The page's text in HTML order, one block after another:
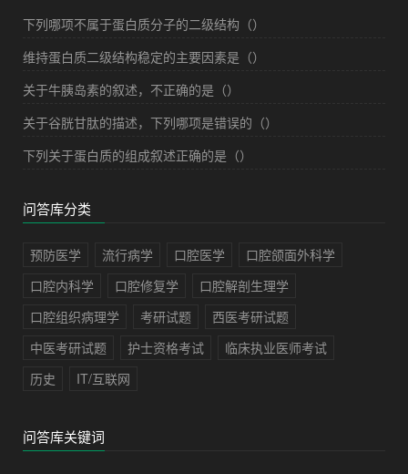
下列哪项不属于蛋白质分子的二级结构（）
维持蛋白质二级结构稳定的主要因素是（）
关于牛胰岛素的叙述，不正确的是（）
关于谷胱甘肽的描述，下列哪项是错误的（）
下列关于蛋白质的组成叙述正确的是（）
问答库分类
预防医学 流行病学 口腔医学
口腔颌面外科学
口腔内科学
口腔修复学
口腔解剖生理学
口腔组织病理学
考研试题
西医考研试题
中医考研试题
护士资格考试
临床执业医师考试
历史
IT/互联网
问答库关键词